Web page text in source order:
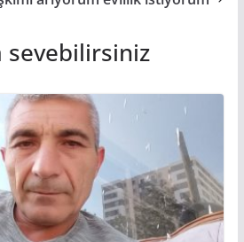
sevebilirsiniz